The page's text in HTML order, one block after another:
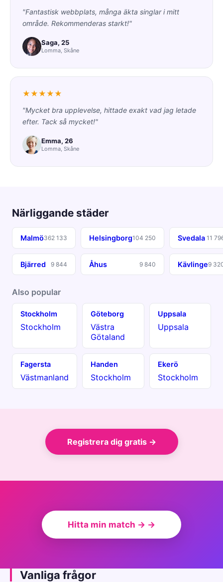
"Fantastisk webbplats, många äkta singlar i mitt
område. Rekommenderas starkt!"
Saga, 25
Lomma, Skåne
★★★★★
"Mycket bra upplevelse, hittade exakt vad jag letade
efter. Tack så mycket!"
Emma, 26
Lomma, Skåne
Närliggande städer
Malmö362 133 Helsingborg104 250 Svedala 11
Bjärred 9 844 Åhus 9 840 Kävlinge9
Also popular
Stockholm
Stockholm
Göteborg
Västra
Götaland
Uppsala
Uppsala
Fagersta
Västmanland
Handen
Stockholm
Ekerö
Stockholm
Registrera dig gratis →
Hitta min match → →
Vanliga frågor